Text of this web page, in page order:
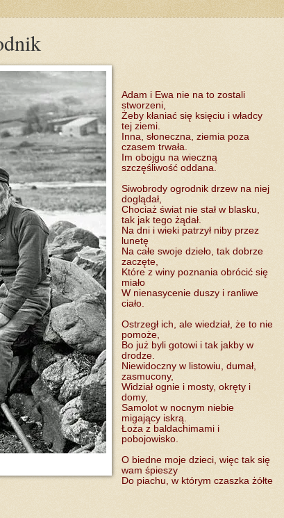
Adam i Ewa nie na to zostali
stworzeni,
Żeby kłaniać się księciu i władcy
tej ziemi.
Inna, słoneczna, ziemia poza
czasem trwała.
Im obojgu na wieczną
szczęśliwość oddana.
Siwobrody ogrodnik drzew na niej
doglądał,
Chociaż świat nie stał w blasku,
tak jak tego żądał.
Na dni i wieki patrzył niby przez
lunetę
Na całe swoje dzieło, tak dobrze
zaczęte,
Które z winy poznania obrócić się
miało
W nienasycenie duszy i ranliwe
ciało.
Ostrzegł ich, ale wiedział, że to nie
pomoże,
Bo już byli gotowi i tak jakby w
drodze.
Niewidoczny w listowiu, dumał,
zasmucony,
Widział ognie i mosty, okręty i
domy,
Samolot w nocnym niebie
migający iskrą.
Łoża z baldachimami i
pobojowisko.
O biedne moje dzieci, więc tak się
wam śpieszy
Do piachu, w którym czaszka żółte